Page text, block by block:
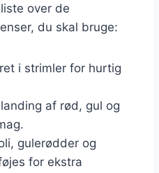
over de
du skal bruge:
i strimler for hurtig
af rød, gul og
gulerødder og
for ekstra